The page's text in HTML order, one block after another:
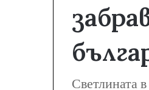
Светлината